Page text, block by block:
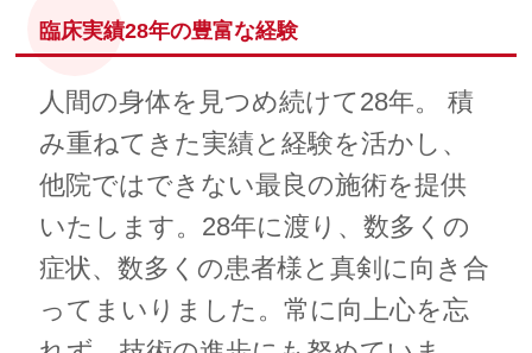
臨床実績28年の豊富な経験
人間の身体を見つめ続けて28年。 積
み重ねてきた実績と経験を活かし、
他院ではできない最良の施術を提供
いたします。28年に渡り、数多くの
症状、数多くの患者様と真剣に向き合
ってまいりました。常に向上心を忘